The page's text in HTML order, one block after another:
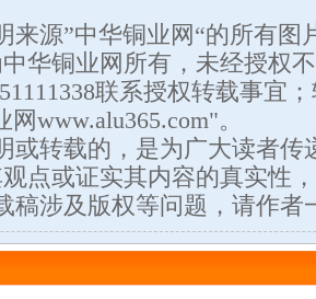
来源”中华铜业网“的所有图
华铜业网所有，未经授权
联系授权转载事宜
www.alu365.com"。
或转载的，是为广大读者传
点或证实其内容的真实性
稿涉及版权等问题，请作者